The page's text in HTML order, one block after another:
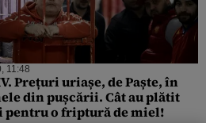
11:48
Prețuri uriașe, de Paște, în
din pușcării. Cât au plătit
o friptură de miel!